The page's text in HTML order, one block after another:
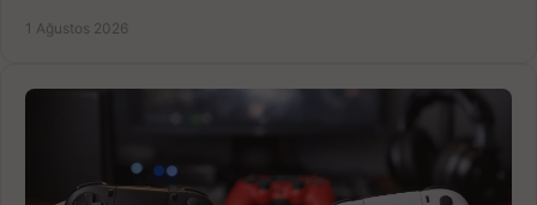
1 Ağustos 2026